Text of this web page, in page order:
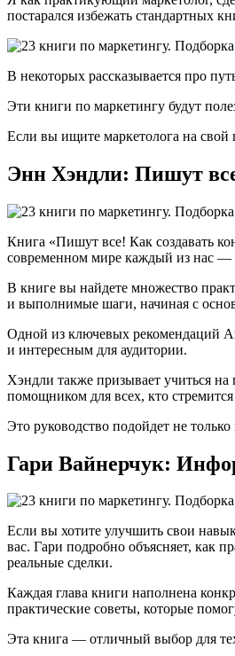
постарался избежать стандартных
В некоторых рассказывается про
Эти книги по маркетингу будут
Если вы ищите маркетолога на свой
Энн Хэндли: Пишут
Книга «Пишут все! Как создавать
современном мире каждый из нас —
В книге вы найдете множество
и выполнимые шаги, начиная с
Одной из ключевых рекомендаций
и интересным для аудитории.
Хэндли также призывает учиться
помощником для всех, кто
Это руководство подойдет не
Гари Вайнерчук:
Если вы хотите улучшить свои
вас. Гари подробно объясняет, как
реальные сделки.
Каждая глава книги наполнена
практические советы, которые
Эта книга — отличный выбор для